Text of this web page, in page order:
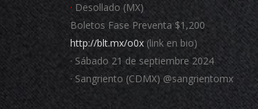
· Desollado (MX)
Boletos Fase Preventa $1,200
http://blt.mx/o0x (link en bio)
· Sábado 21 de septiembre 2024
· Sangriento (CDMX) @sangrientomx